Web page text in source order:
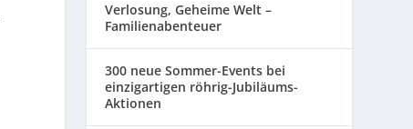
Verlosung, Geheime Welt –
Familienabenteuer
300 neue Sommer-Events bei
einzigartigen röhrig-Jubiläums-
Aktionen